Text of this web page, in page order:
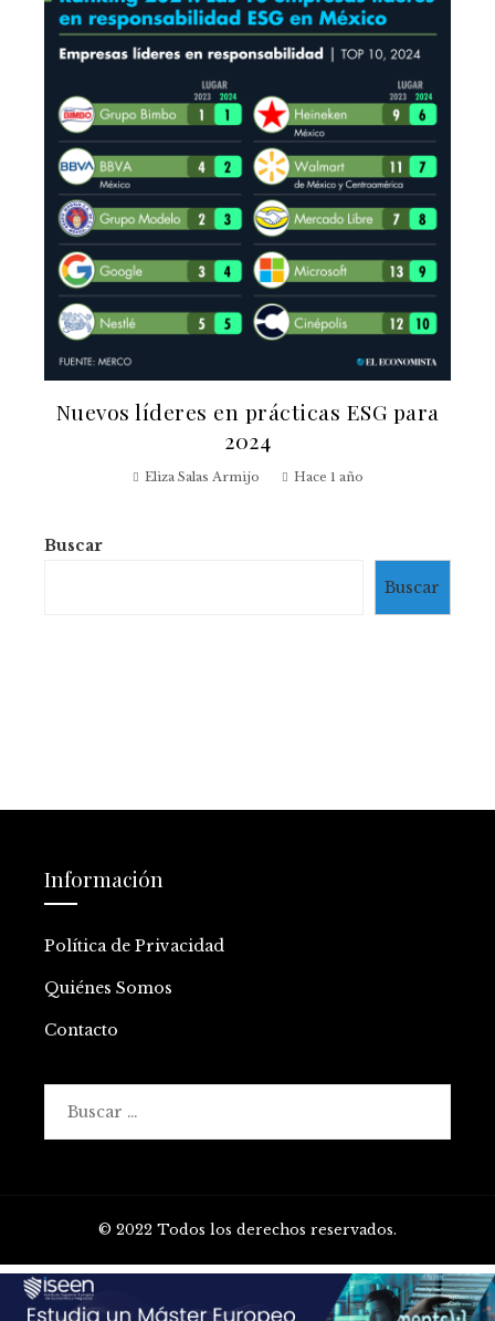
Nuevos líderes en prácticas ESG para
2024
Eliza Salas Armijo Hace 1 año
Buscar
Buscar
Información
Política de Privacidad
Quiénes Somos
Contacto
© 2022 Todos los derechos reservados.